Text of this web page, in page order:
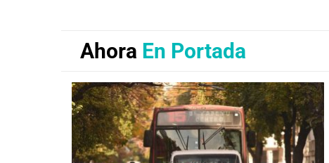
Ahora En Portada